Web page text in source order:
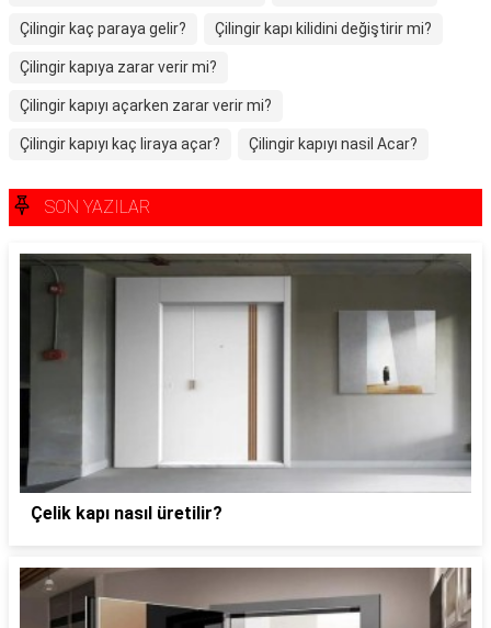
Çilingir kaç paraya gelir? Çilingir kapı kilidini değiştirir mi?
Çilingir kapıya zarar verir mi?
Çilingir kapıyı açarken zarar verir mi?
Çilingir kapıyı kaç liraya açar? Çilingir kapıyı nasil Acar?
SON YAZILAR
Çelik kapı nasıl üretilir?